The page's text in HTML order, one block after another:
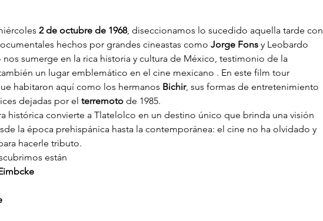
2 de octubre de 1968, diseccionamos lo sucedido aquella tarde con
hechos por grandes cineastas como Jorge Fons y Leobardo
sumerge en la rica historia y cultura de México, testimonio de la
un lugar emblemático en el cine mexicano . En este film tour
habitaron aquí como los hermanos Bichir, sus formas de entretenimiento
dejadas por el terremoto de 1985.
histórica convierte a Tlatelolco en un destino único que brinda una visión
la época prehispánica hasta la contemporánea: el cine no ha olvidado y
hacerle tributo.
están